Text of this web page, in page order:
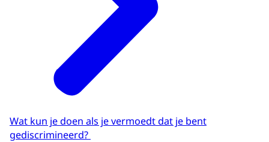
Wat kun je doen als je vermoedt dat je bent
gediscrimineerd?